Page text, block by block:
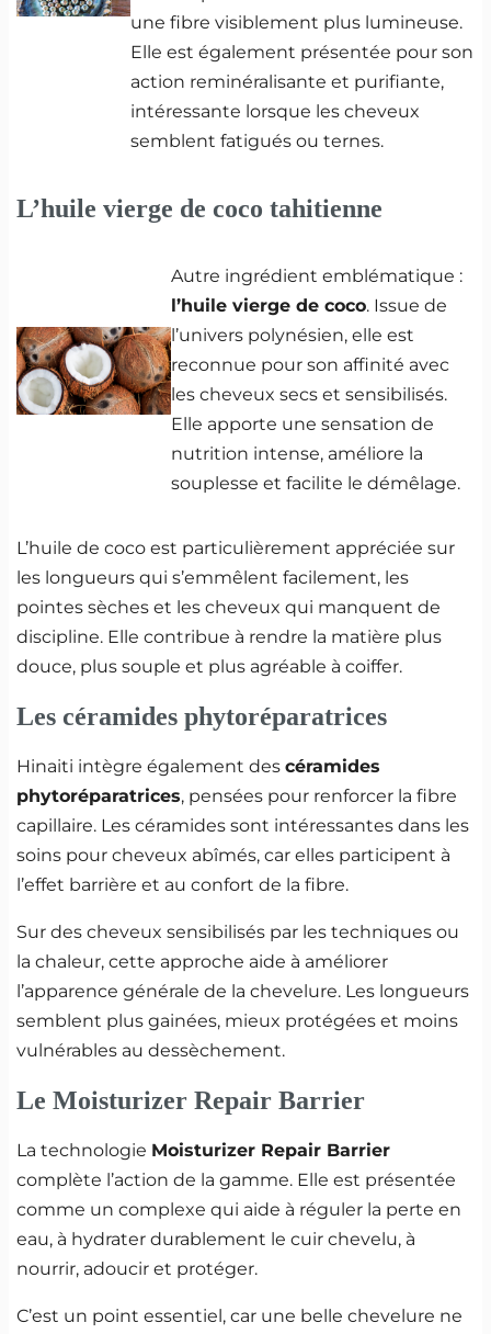
une fibre visiblement plus lumineuse.
Elle est également présentée pour son
action reminéralisante et purifiante,
intéressante lorsque les cheveux
semblent fatigués ou ternes.
L’huile vierge de coco tahitienne
Autre ingrédient emblématique :
l’huile vierge de coco. Issue de
l’univers polynésien, elle est
reconnue pour son affinité avec
les cheveux secs et sensibilisés.
Elle apporte une sensation de
nutrition intense, améliore la
souplesse et facilite le démêlage.
L’huile de coco est particulièrement appréciée sur
les longueurs qui s’emmêlent facilement, les
pointes sèches et les cheveux qui manquent de
discipline. Elle contribue à rendre la matière plus
douce, plus souple et plus agréable à coiffer.
Les céramides phytoréparatrices
Hinaiti intègre également descéramides
phytoréparatrices, pensées pour renforcer la fibre
capillaire. Les céramides sont intéressantes dans les
soins pour cheveux abîmés, car elles participent à
l’effet barrière et au confort de la fibre.
Sur des cheveux sensibilisés par les techniques ou
la chaleur, cette approche aide à améliorer
l’apparence générale de la chevelure. Les longueurs
semblent plus gainées, mieux protégées et moins
vulnérables au dessèchement.
Le Moisturizer Repair Barrier
La technologie Moisturizer Repair Barrier
complète l’action de la gamme. Elle est présentée
comme un complexe qui aide à réguler la perte en
eau, à hydrater durablement le cuir chevelu, à
nourrir, adoucir et protéger.
C’est un point essentiel, car une belle chevelure ne